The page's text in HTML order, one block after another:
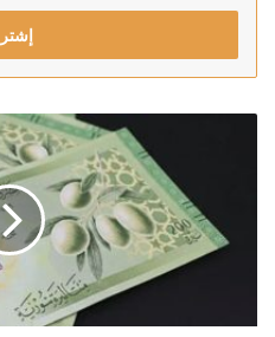
الإلكتروني